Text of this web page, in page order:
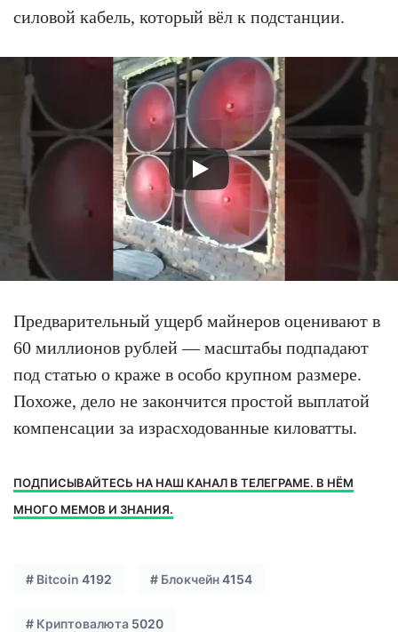
силовой кабель, который вёл к подстанции.
Предварительный ущерб майнеров оценивают в
60 миллионов рублей — масштабы подпадают
под статью о краже в особо крупном размере.
Похоже, дело не закончится простой выплатой
компенсации за израсходованные киловатты.
ПОДПИСЫВАЙТЕСЬ НА НАШ КАНАЛ В ТЕЛЕГРАМЕ. В НЁМ
МНОГО МЕМОВ И ЗНАНИЯ.
# Bitcoin 4192 # Блокчейн4154
# Криптовалюта 5020